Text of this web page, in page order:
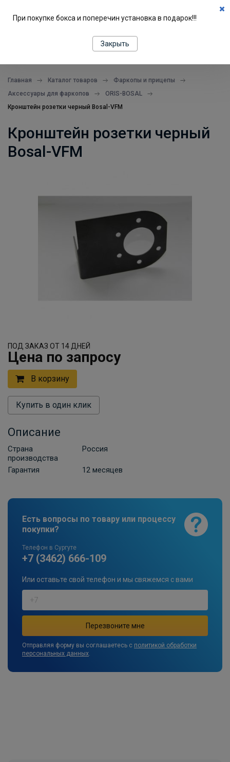
Главная Каталог товаров
Фаркопы и прицепы
Аксессуары для фаркопов
ORIS-BOSAL
Кронштейн розетки черный Bosal-VFM
Кронштейн розетки черный
Bosal-VFM
ПОД ЗАКАЗ ОТ 14 ДНЕЙ
Цена по запросу
В корзину
Купить в один клик
Описание
Страна
производства
Россия
Гарантия 12 месяцев
Есть вопросы по товару или процессу
покупки?
Телефон в Сургуте
+7 (3462) 666-109
Или оставьте свой телефон и мы свяжемся с вами
Отправляя форму вы соглашаетесь с политикой обработки
персональных данных.
При покупке бокса и поперечин установка в подарок!!!
Закрыть